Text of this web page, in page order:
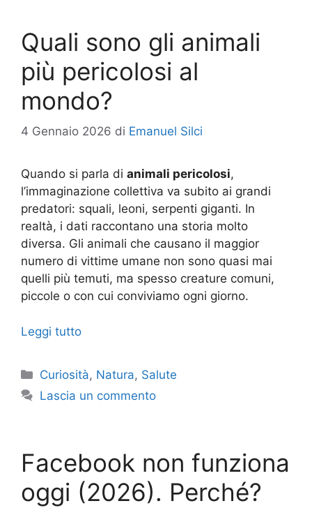
Quali sono gli animali
più pericolosi al
mondo?
4 Gennaio 2026 di Emanuel Silci
Quando si parla di animali pericolosi,
l’immaginazione collettiva va subito ai grandi
predatori: squali, leoni, serpenti giganti. In
realtà, i dati raccontano una storia molto
diversa. Gli animali che causano il maggior
numero di vittime umane non sono quasi mai
quelli più temuti, ma spesso creature comuni,
piccole o con cui conviviamo ogni giorno.
Leggi tutto
Categorie
Curiosità, Natura, Salute
Lascia un commento
Facebook non funziona
oggi (2026). Perché?